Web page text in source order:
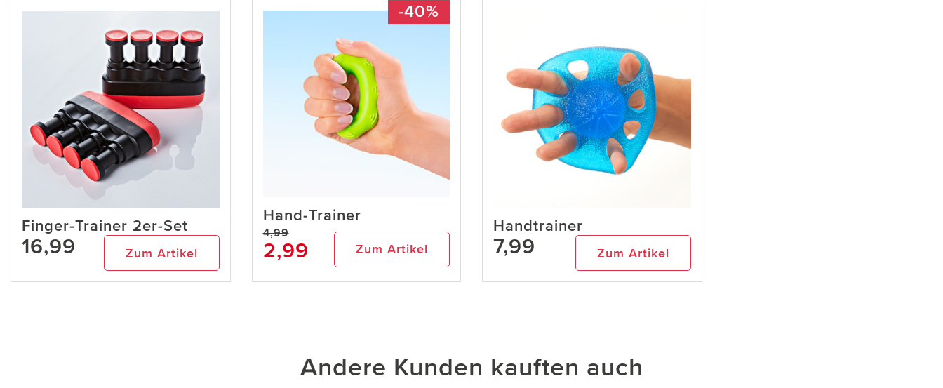
Finger-Trainer 2er-Set
16,99 Zum Artikel
-40%
Hand-Trainer
4,99
2,99 Zum Artikel
Handtrainer
7,99 Zum Artikel
Andere Kunden kauften auch